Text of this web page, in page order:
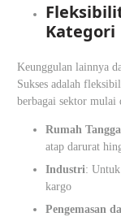
Kategori
Keunggulan lainnya
Sukses adalah
berbagai sektor mulai
Rumah Tangga
atap darurat
Industri:
kargo
Pengemasan